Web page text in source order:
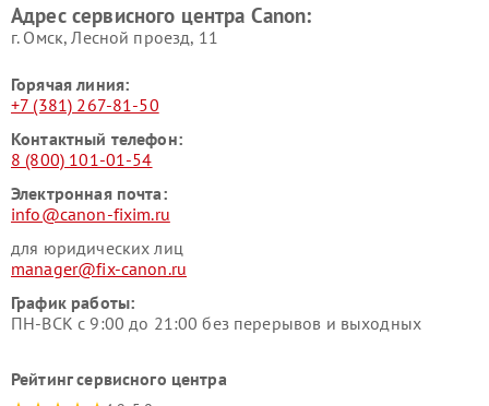
Адрес сервисного центра Canon:
г. Омск, ​Лесной проезд, 11
Горячая линия:
+7 (381) 267-81-50
Контактный телефон:
8 (800) 101-01-54
Электронная почта:
info@canon-fixim.ru
для юридических лиц
manager@fix-canon.ru
График работы:
ПН-ВСК с 9:00 до 21:00 без перерывов и выходных
Рейтинг сервисного центра